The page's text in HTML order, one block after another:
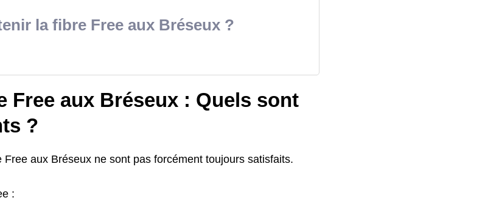
la fibre Free aux Bréseux ?
Free aux Bréseux : Quels sont
?
Free aux Bréseux ne sont pas forcément toujours satisfaits.
: